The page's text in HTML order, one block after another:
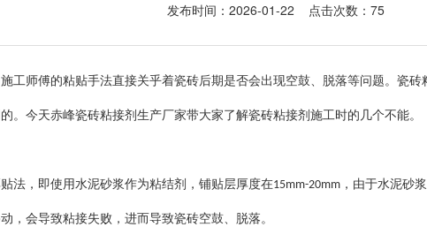
发布时间：2026-01-22 点击次数：75
工师傅的粘贴手法直接关乎着瓷砖后期是否会出现空鼓、脱落等问题。瓷
。今天赤峰瓷砖粘接剂生产厂家带大家了解瓷砖粘接剂施工时的几个不能。
法，即使用水泥砂浆作为粘结剂，铺贴层厚度在15mm-20mm ，由于水泥砂
，会导致粘接失败，进而导致瓷砖空鼓、脱落。